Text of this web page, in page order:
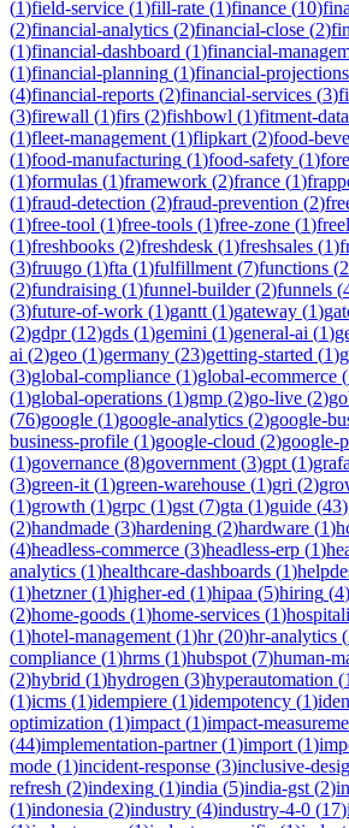
(1)field-service (1)fill-rate (1)finance (10)
(2)financial-analytics (2)financial-close (2)
(1)financial-dashboard (1)financial-
(1)financial-planning (1)financial-projections
(4)financial-reports (2)financial-services (3)
(3)firewall (1)firs (2)fishbowl (1)fitment-data
(1)fleet-management (1)flipkart (2)food-
(1)food-manufacturing (1)food-safety (1)
(1)formulas (1)framework (2)france (1)
(1)fraud-detection (2)fraud-prevention (2)
(1)free-tool (1)free-tools (1)free-zone (1)
(1)freshbooks (2)freshdesk (1)freshsales (1)
(3)fruugo (1)fta (1)fulfillment (7)functions (2
(2)fundraising (1)funnel-builder(2)funnels (
(3)future-of-work (1)gantt (1)gateway (1)
(2)gdpr(12)gds (1)gemini (1)general-ai (1)
ai (2)geo (1)germany (23)getting-started (1)
(3)global-compliance (1)global-ecommerce (
(1)global-operations (1)gmp (2)go-live (2)
(76)google (1)google-analytics (2)google-
business-profile (1)google-cloud (2)google-
(1)governance (8)government (3)gpt (1)
(3)green-it (1)green-warehouse (1)gri (2)
(1)growth (1)grpc (1)gst (7)gta (1)guide (43)
(2)handmade (3)hardening (2)hardware (1)
(4)headless-commerce (3)headless-erp (1)
analytics (1)healthcare-dashboards (1)
(1)hetzner(1)higher-ed (1)hipaa (5)hiring (4)
(2)home-goods (1)home-services (1)
(1)hotel-management (1)hr(20)hr-analytics (
compliance (1)hrms (1)hubspot (7)human-
(2)hybrid (1)hydrogen (3)hyperautomation (1
(1)icms (1)idempiere (1)idempotency (1)
optimization (1)impact (1)impact-
(44)implementation-partner(1)import (1)
mode (1)incident-response (3)inclusive-
refresh (2)indexing (1)india (5)india-gst (2)
(1)indonesia (2)industry (4)industry-4-0 (17)